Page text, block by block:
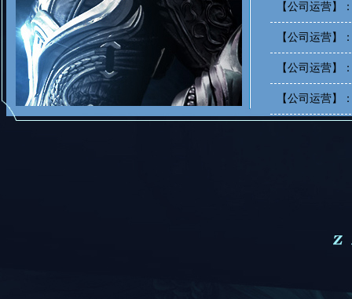
【公司运营】
【公司运营】
【公司运营】
【公司运营】